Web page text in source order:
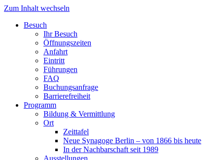
Zum Inhalt wechseln
Besuch
Ihr Besuch
Öffnungszeiten
Anfahrt
Eintritt
Führungen
FAQ
Buchungsanfrage
Barrierefreiheit
Programm
Bildung & Vermittlung
Ort
Zeittafel
Neue Synagoge Berlin – von 1866 bis heute
In der Nachbarschaft seit 1989
Ausstellungen